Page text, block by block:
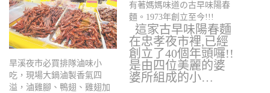
旱溪夜市必買排隊滷味小
吃，現場大鍋滷製香氣四
溢，滷雞腳、鴨翅、雞翅加
有著媽媽味道の古早味陽春
麵。1973年創立至今!!!
這家古早味陽春麵
在忠孝夜市裡,已經
創立了40個年頭囉!!
是由四位美麗的婆
婆所組成的小…